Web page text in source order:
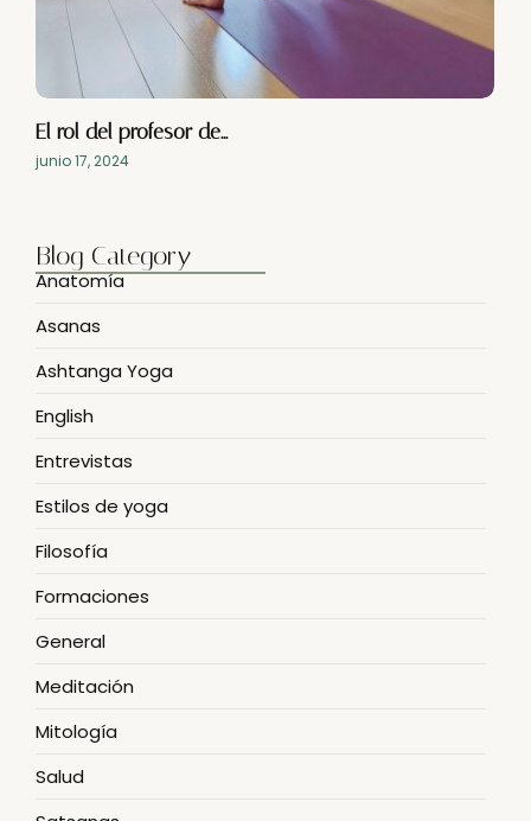
El rol del profesor de…
junio 17, 2024
Blog Category
Anatomía
Asanas
Ashtanga Yoga
English
Entrevistas
Estilos de yoga
Filosofía
Formaciones
General
Meditación
Mitología
Salud